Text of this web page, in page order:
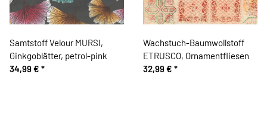
Samtstoff Velour MURSI,
Ginkgoblätter, petrol-pink
34,99 € *
Wachstuch-Baumwollstoff
ETRUSCO, Ornamentfliesen
32,99 € *